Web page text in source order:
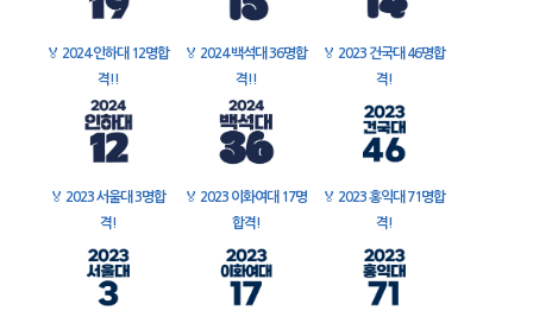
🏅 2024 인하대 12명합
격!!
🏅 2024 백석대 36명합
격!!
🏅 2023 건국대 46명합
격!
🏅 2023 서울대 3명합
격!
🏅 2023 이화여대 17명
합격!
🏅 2023 홍익대 71명합
격!